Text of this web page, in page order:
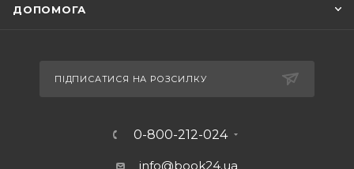
ДОПОМОГА
ПІДПИСАТИСЯ НА РОЗСИЛКУ
0-800-212-024
info@book24.ua